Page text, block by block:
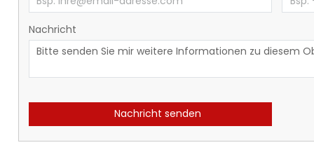
Nachricht
Nachricht senden